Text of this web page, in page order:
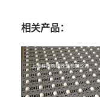
相关产品：